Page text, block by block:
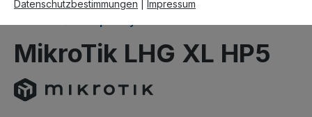
MikroTik LHG XL HP5
Datenschutzbestimmungen
Impressum